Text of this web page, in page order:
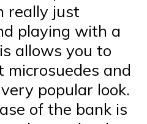
really just
playing with a
allows you to
microsuedes and
popular look.
of the bank is